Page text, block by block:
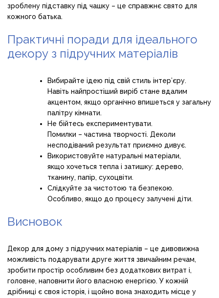
зроблену підставку під чашку – це справжнє свято для
кожного батька.
Практичні поради для ідеального
декору з підручних матеріалів
Вибирайте ідею під свій стиль інтер’єру.
Навіть найпростіший виріб стане вдалим
акцентом, якщо органічно впишеться у загальну
палітру кімнати.
Не бійтесь експериментувати.
Помилки – частина творчості. Деколи
несподіваний результат приємно дивує.
Використовуйте натуральні матеріали,
якщо хочеться тепла і затишку: дерево,
тканину, папір, сухоцвіти.
Слідкуйте за чистотою та безпекою.
Особливо, якщо до процесу залучені діти.
Висновок
Декор для дому з підручних матеріалів – це дивовижна
можливість подарувати друге життя звичайним речам,
зробити простір особливим без додаткових витрат і,
головне, наповнити його власною енергією. У кожній
дрібниці є своя історія, і щойно вона знаходить місце у